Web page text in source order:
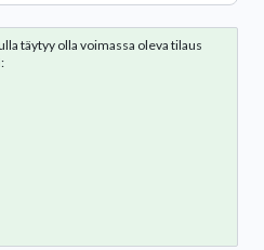
täytyy olla voimassa oleva tilaus